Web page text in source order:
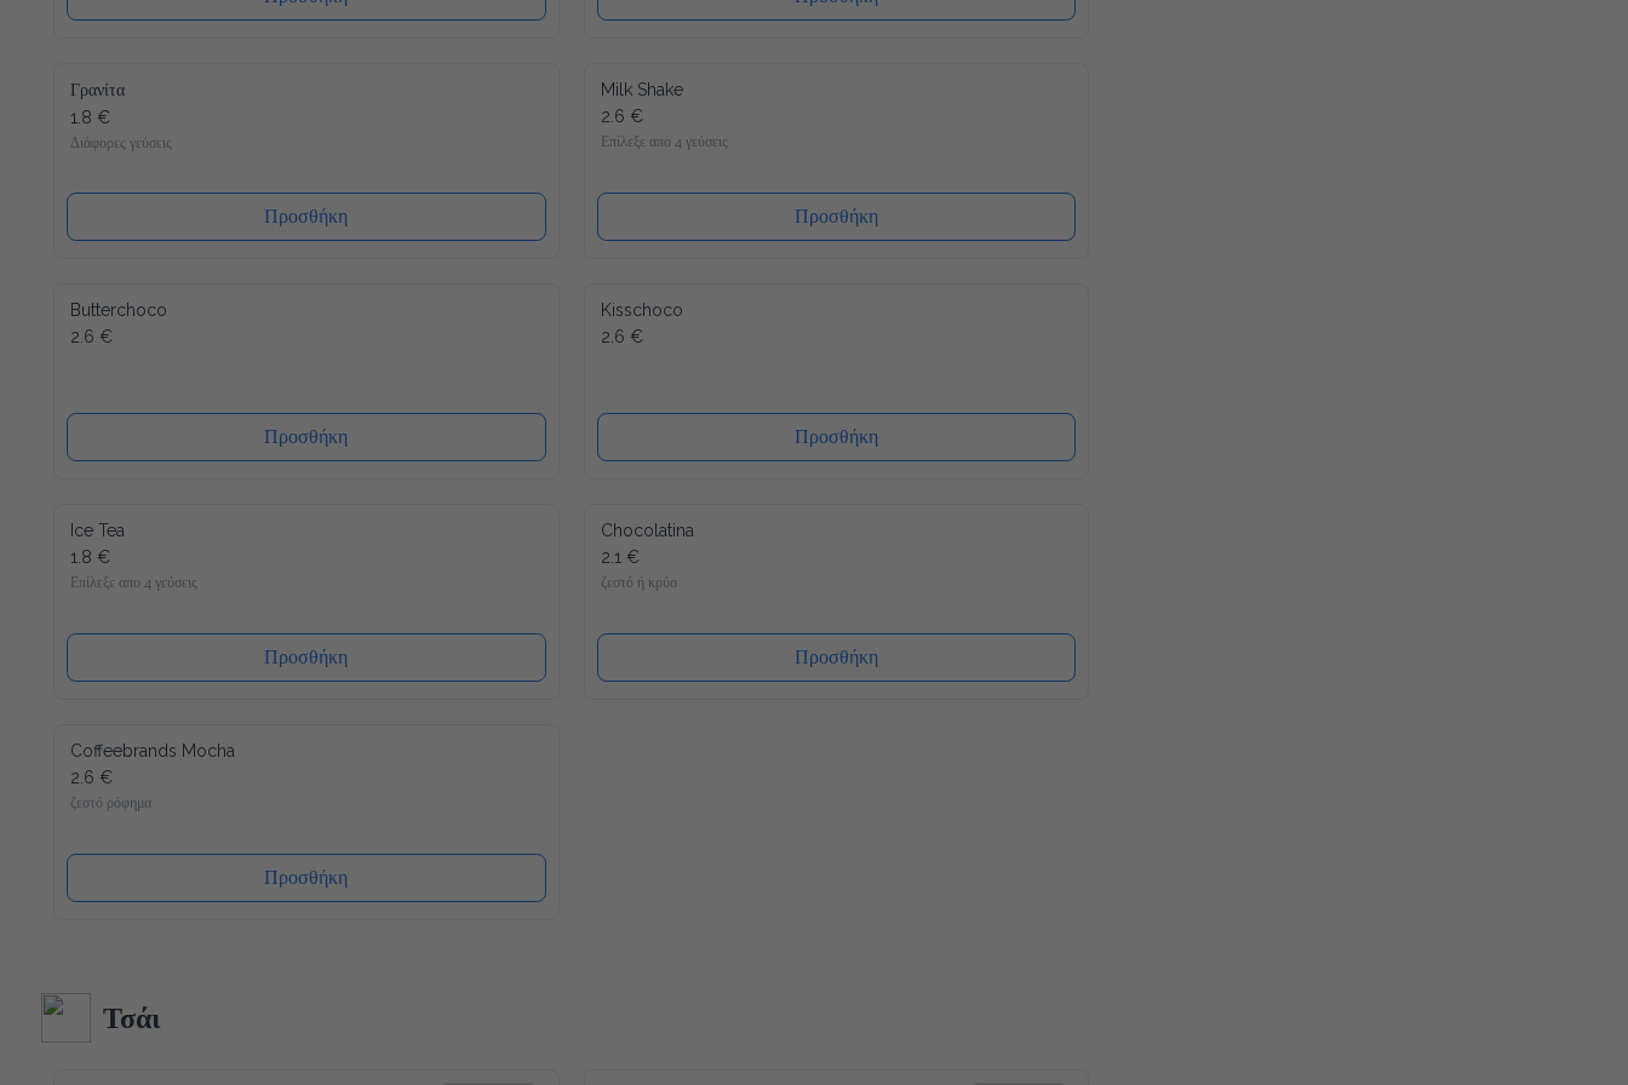
Γρανίτα
1.8 €
Διάφορες γεύσεις
Προσθήκη
Milk Shake
2.6 €
Επίλεξε απο 4 γεύσεις
Προσθήκη
Butterchoco
2.6 €
Προσθήκη
Kisschoco
2.6 €
Προσθήκη
Ice Tea
1.8 €
Επίλεξε απο 4 γεύσεις
Προσθήκη
Chocolatina
2.1 €
ζεστό ή κρύο
Προσθήκη
Coffeebrands Mocha
2.6 €
ζεστό ρόφημα
Προσθήκη
Τσάι